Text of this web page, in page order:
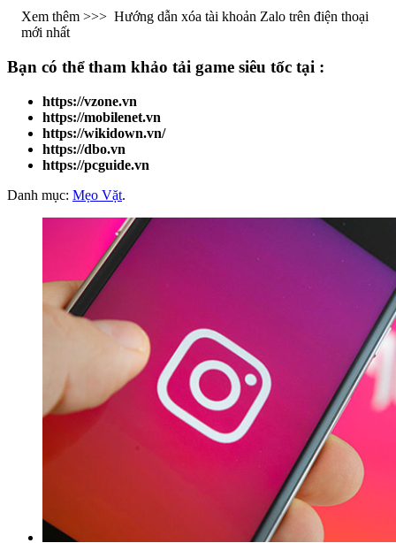
Xem thêm >>> Hướng dẫn xóa tài khoản Zalo trên điện thoại
mới nhất
Bạn có thể tham khảo tải game siêu tốc tại :
https://vzone.vn
https://mobilenet.vn
https://wikidown.vn/
https://dbo.vn
https://pcguide.vn
Danh mục: Mẹo Vặt.